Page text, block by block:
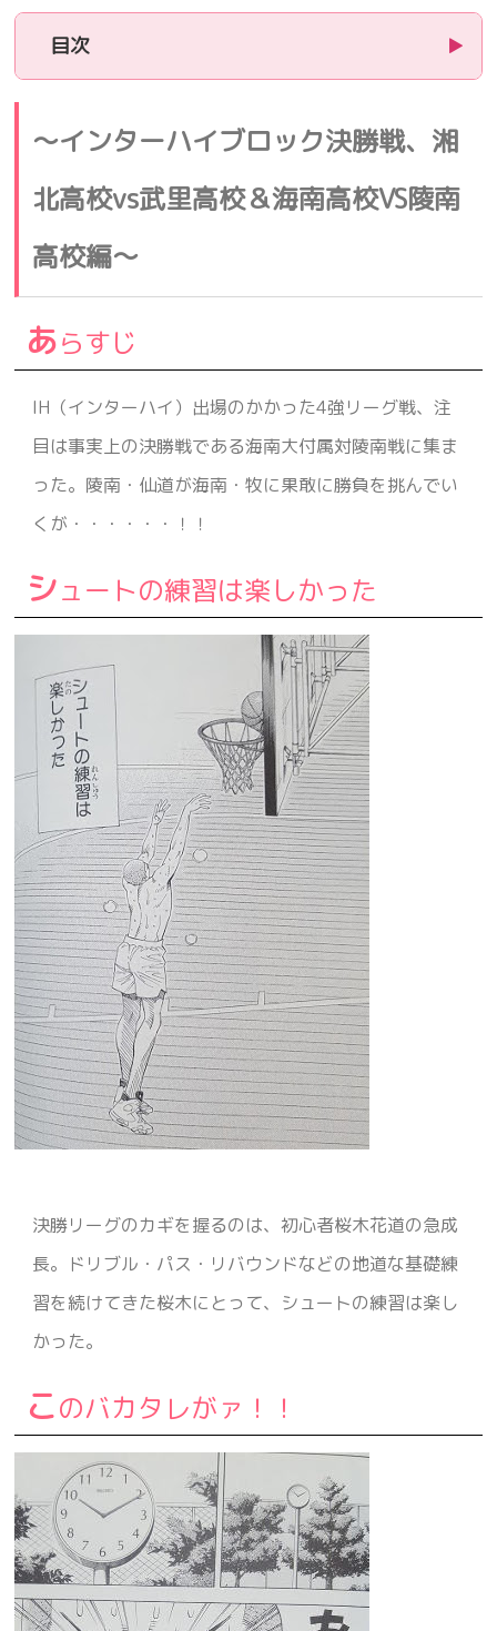
目次 ▶
3.このバカタレがァ！！
4.フィニッシャーをコートから追い出せ
5.明日はオヤジ抜きだ！
～インターハイブロック決勝戦、湘
北高校vs武里高校＆海南高校VS陵南
高校編～
あらすじ
IH（インターハイ）出場のかかった4強リーグ戦、注
目は事実上の決勝戦である海南大付属対陵南戦に集ま
った。陵南・仙道が海南・牧に果敢に勝負を挑んでい
くが・・・・・・！！
シュートの練習は楽しかった
決勝リーグのカギを握るのは、初心者桜木花道の急成
長。ドリブル・パス・リバウンドなどの地道な基礎練
習を続けてきた桜木にとって、シュートの練習は楽し
かった。
このバカタレがァ！！